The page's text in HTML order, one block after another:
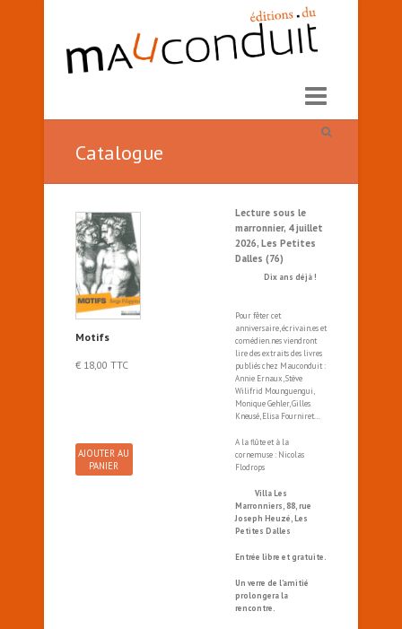
Catalogue
Motifs
€ 18,00 TTC
AJOUTER AU
PANIER
Lecture sous le
marronnier, 4 juillet
2026, Les Petites
Dalles (76)
Dix ans déjà !
Pour fêter cet
anniversaire, écrivain.es et
comédien.nes viendront
lire des extraits des livres
publiés chez Mauconduit :
Annie Ernaux, Stève
Wilifrid Mounguengui,
Monique Gehler, Gilles
Kneusé, Elisa Fourniret…
A la flûte et à la
cornemuse : Nicolas
Flodrops
Villa Les
Marronniers, 88, rue
Joseph Heuzé, Les
Petites Dalles
Entrée libre et gratuite.
Un verre de l’amitié
prolongera la
rencontre.